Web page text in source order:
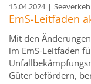
15.04.2024 |
EmS-Leitfaden
Mit den
im EmS-Leitfaden
Güter befördern,